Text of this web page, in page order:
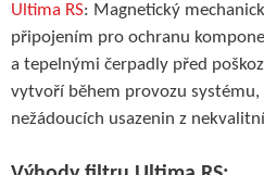
Ultima RS: Magnetický
připojením pro ochranu
a tepelnými čerpadly před
vytvoří během provozu
nežádoucích usazenin z